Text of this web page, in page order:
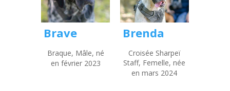
Brave
Braque, Mâle, né
en février 2023
Brenda
Croisée Sharpeï
Staff, Femelle, née
en mars 2024